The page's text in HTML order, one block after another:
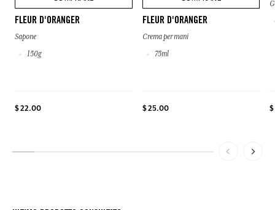
FLEUR D'ORANGER
Sapone
150g
$ 22.00
FLEUR D'ORANGER
Crema per mani
75ml
$ 25.00